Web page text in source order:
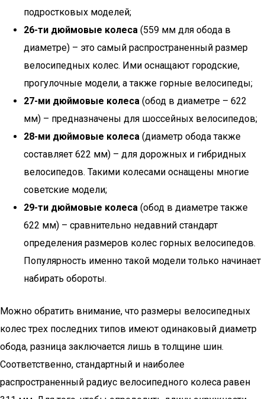
подростковых моделей;
26-ти дюймовые колеса (559 мм для обода в
диаметре) – это самый распространенный размер
велосипедных колес. Ими оснащают городские,
прогулочные модели, а также горные велосипеды;
27-ми дюймовые колеса (обод в диаметре – 622
мм) – предназначены для шоссейных велосипедов;
28-ми дюймовые колеса (диаметр обода также
составляет 622 мм) – для дорожных и гибридных
велосипедов. Такими колесами оснащены многие
советские модели;
29-ти дюймовые колеса (обод в диаметре также
622 мм) – сравнительно недавний стандарт
определения размеров колес горных велосипедов.
Популярность именно такой модели только начинает
набирать обороты.
Можно обратить внимание, что размеры велосипедных
колес трех последних типов имеют одинаковый диаметр
обода, разница заключается лишь в толщине шин.
Соответственно, стандартный и наиболее
распространенный радиус велосипедного колеса равен